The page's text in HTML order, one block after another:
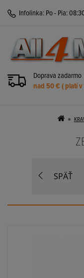
Infolinka: Po - Pia:
Doprava zadarmo
nad 50 € ( platí v
SPÄŤ